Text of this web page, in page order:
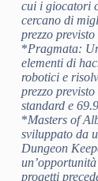
cui i giocatori
cercano di
prezzo
*Pragmata:
elementi di
robotici e
prezzo
standard e
*Masters of
sviluppato da
Dungeon
progetti